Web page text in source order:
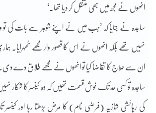
انھوں نے مجھ میں بھی منتقل کر دیا تھا۔‘
ساجدہ نے بتایا کہ ’جب میں نے اپنے شوہر سے بات کی تو وہ
نہیں تھے بلکہ انھوں نے اس کا قصور وار مجھے ٹھہرایا۔
ان سے علاج کا تقاضا کیا تو انھوں نے مجھے طلاق دے
ساجدہ تو کسی حد تک خوش قسمت تھیں کہ وہ کینسر کا شکار
کی رہائشی شازیہ (فرضی نام) کا مرض بڑھتا رہا اور